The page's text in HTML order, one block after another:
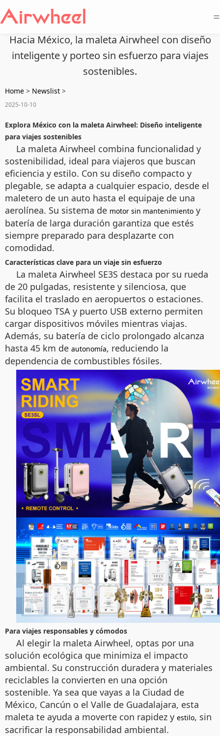
=
Hacia México, la maleta Airwheel con diseño
inteligente y porteo sin esfuerzo para viajes
sostenibles.
Home > Newslist >
2025-10-10
Explora México con la maleta Airwheel: Diseño inteligente
para viajes sostenibles
La maleta Airwheel combina funcionalidad y
sostenibilidad, ideal para viajeros que buscan
eficiencia y estilo. Con su diseño compacto y
plegable, se adapta a cualquier espacio, desde el
maletero de un auto hasta el equipaje de una
aerolínea. Su sistema de motor sin mantenimiento y
batería de larga duración garantiza que estés
siempre preparado para desplazarte con
comodidad.
Características clave para un viaje sin esfuerzo
La maleta Airwheel SE3S destaca por su rueda
de 20 pulgadas, resistente y silenciosa, que
facilita el traslado en aeropuertos o estaciones.
Su bloqueo TSA y puerto USB externo permiten
cargar dispositivos móviles mientras viajas.
Además, su batería de ciclo prolongado alcanza
hasta 45 km de autonomía, reduciendo la
dependencia de combustibles fósiles.
Para viajes responsables y cómodos
Al elegir la maleta Airwheel, optas por una
solución ecológica que minimiza el impacto
ambiental. Su construcción duradera y materiales
reciclables la convierten en una opción
sostenible. Ya sea que vayas a la Ciudad de
México, Cancún o el Valle de Guadalajara, esta
maleta te ayuda a moverte con rapidez y estilo, sin
sacrificar la responsabilidad ambiental.